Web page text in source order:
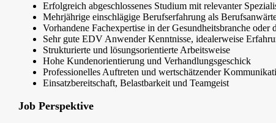
Erfolgreich abgeschlossenes Studium mit relevanter
Mehrjährige einschlägige Berufserfahrung als
Vorhandene Fachexpertise in der Gesundheitsbranche
Sehr gute EDV Anwender Kenntnisse, idealerweise
Strukturierte und lösungsorientierte Arbeitsweise
Hohe Kundenorientierung und Verhandlungsgeschick
Professionelles Auftreten und wertschätzender
Einsatzbereitschaft, Belastbarkeit und Teamgeist
Job Perspektive